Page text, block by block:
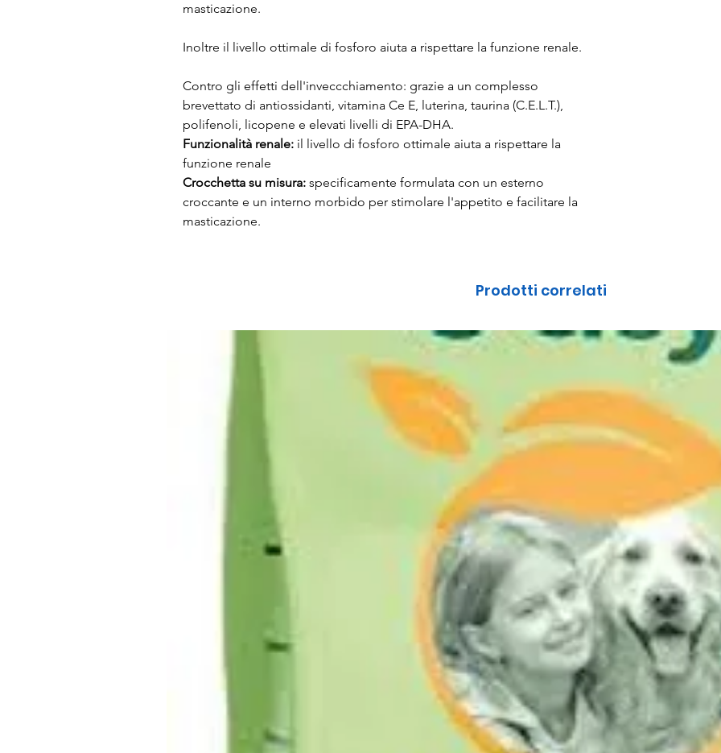
masticazione.
Inoltre il livello ottimale di fosforo aiuta a rispettare la funzione renale.
Contro gli effetti dell'inveccchiamento: grazie a un complesso
brevettato di antiossidanti, vitamina Ce E, luterina, taurina (C.E.L.T.),
polifenoli, licopene e elevati livelli di EPA-DHA.
Funzionalità renale: il livello di fosforo ottimale aiuta a rispettare la
funzione renale
Crocchetta su misura: specificamente formulata con un esterno
croccante e un interno morbido per stimolare l'appetito e facilitare la
masticazione.
Prodotti correlati